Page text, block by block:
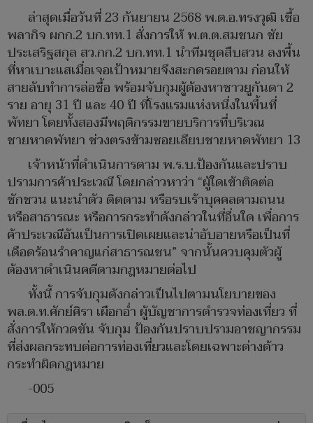
ล่าสุดเมื่อวันที่ 23 กันยายน 2568 พ.ต.อ.ทรงวุฒิ เชื้อ
พลากิจ ผกก.2 บก.ทท.1 สั่งการให้ พ.ต.ต.สมชนก ชัย
ประเสริฐสกุล สว.กก.2 บก.ทท.1 นำทีมชุดสืบสวน ลงพื้น
ที่หาเบาะแสเมื่อเจอเป้าหมายจึงสะกดรอยตาม ก่อนให้
สายลับทำการล่อซื้อ พร้อมจับกุมผู้ต้องหาชาวยูกันดา 2
ราย อายุ 31 ปี และ 40 ปี ที่โรงแรมแห่งหนึ่งในพื้นที่
พัทยา โดยทั้งสองมีพฤติกรรมขายบริการที่บริเวณ
ชายหาดพัทยา ช่วงตรงข้ามซอยเลียบชายหาดพัทยา 13
เจ้าหน้าที่ดำเนินการตาม พ.ร.บ.ป้องกันและปราบ
ปรามการค้าประเวณี โดยกล่าวหาว่า “ผู้ใดเข้าติดต่อ
ชักชวน แนะนำตัว ติดตาม หรือรบเร้าบุคคลตามถนน
หรือสาธารณะ หรือการกระทำดังกล่าวในที่อื่นใด เพื่อการ
ค้าประเวณีอันเป็นการเปิดเผยและน่าอับอายหรือเป็นที่
เดือดร้อนรำคาญแก่สาธารณชน” จากนั้นควบคุมตัวผู้
ต้องหาดำเนินคดีตามกฎหมายต่อไป
ทั้งนี้ การจับกุมดังกล่าวเป็นไปตามนโยบายของ
พล.ต.ท.ศักย์ศิรา เผือกอ่ำ ผู้บัญชาการตำรวจท่องเที่ยว ที่
สั่งการให้กวดขัน จับกุม ป้องกันปราบปรามอาชญากรรม
ที่ส่งผลกระทบต่อการท่องเที่ยวและโดยเฉพาะต่างด้าว
กระทำผิดกฎหมาย
-005